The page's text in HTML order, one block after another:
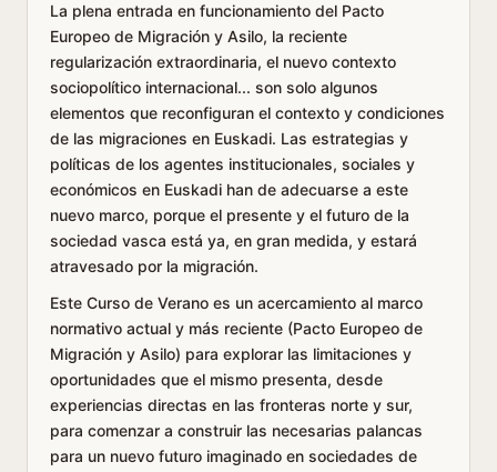
La plena entrada en funcionamiento del Pacto
Europeo de Migración y Asilo, la reciente
regularización extraordinaria, el nuevo contexto
sociopolítico internacional... son solo algunos
elementos que reconfiguran el contexto y condiciones
de las migraciones en Euskadi. Las estrategias y
políticas de los agentes institucionales, sociales y
económicos en Euskadi han de adecuarse a este
nuevo marco, porque el presente y el futuro de la
sociedad vasca está ya, en gran medida, y estará
atravesado por la migración.
Este Curso de Verano es un acercamiento al marco
normativo actual y más reciente (Pacto Europeo de
Migración y Asilo) para explorar las limitaciones y
oportunidades que el mismo presenta, desde
experiencias directas en las fronteras norte y sur,
para comenzar a construir las necesarias palancas
para un nuevo futuro imaginado en sociedades de